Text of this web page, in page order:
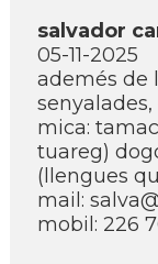
salvador
05-11-2025
ademés de
mica:
tuareg)
(llengues
mail:
mobil: 226